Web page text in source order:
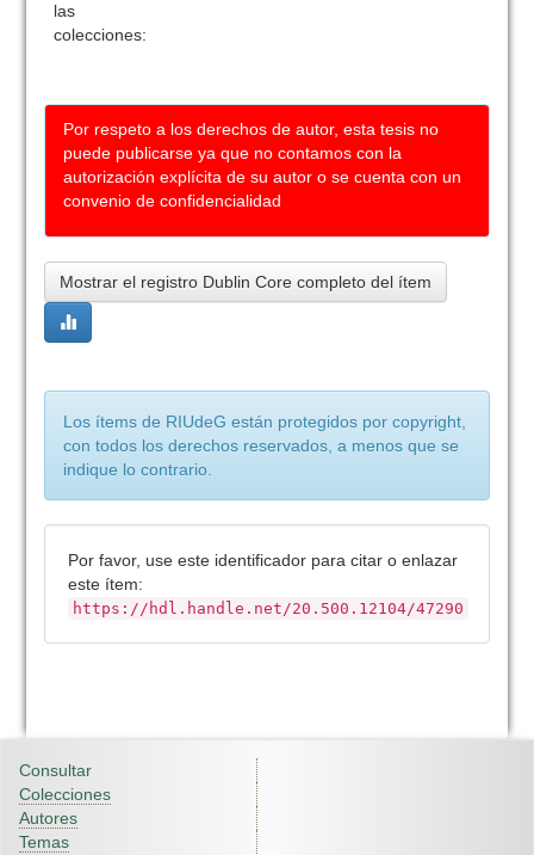
las
colecciones:
Por respeto a los derechos de autor, esta tesis no
puede publicarse ya que no contamos con la
autorización explícita de su autor o se cuenta con un
convenio de confidencialidad
Mostrar el registro Dublin Core completo del ítem
Los ítems de RIUdeG están protegidos por copyright,
con todos los derechos reservados, a menos que se
indique lo contrario.
Por favor, use este identificador para citar o enlazar
este ítem:
https://hdl.handle.net/20.500.12104/47290
Consultar
Colecciones
Autores
Temas